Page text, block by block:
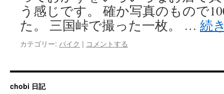
う感じです。 確か写真のもので
た。 三国峠で撮った一枚。 … 続
カテゴリー: バイク | コメントする
chobi 日記